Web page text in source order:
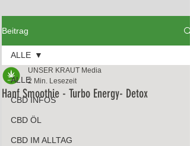
Beitrag
ALLE
CBD INFOS
CBD ÖL
CBD IM ALLTAG
ALLE
Hanf Smoothie - Turbo Energy- Detox
UNSER KRAUT Media
2 Min. Lesezeit